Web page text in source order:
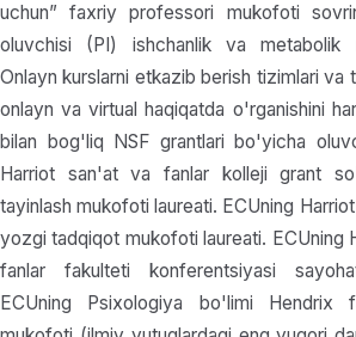
uchun” faxriy professori mukofoti
oluvchisi (PI) ishchanlik va metabolik
Onlayn kurslarni etkazib berish tizimlari va
onlayn va virtual haqiqatda o'rganishini
bilan bog'liq NSF grantlari bo'yicha
Harriot san'at va fanlar kolleji grant
tayinlash mukofoti laureati. ECUning
yozgi tadqiqot mukofoti laureati. ECUning
fanlar fakulteti konferentsiyasi
ECUning Psixologiya bo'limi Hendrix